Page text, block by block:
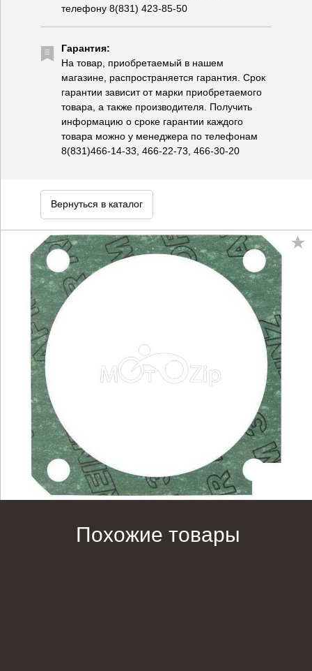
телефону 8(831) 423-85-50
Гарантия:
На товар, приобретаемый в нашем
магазине, распространяется гарантия. Срок
гарантии зависит от марки приобретаемого
товара, а также производителя. Получить
информацию о сроке гарантии каждого
товара можно у менеджера по телефонам
8(831)466-14-33, 466-22-73, 466-30-20
Вернуться в каталог
Похожие товары